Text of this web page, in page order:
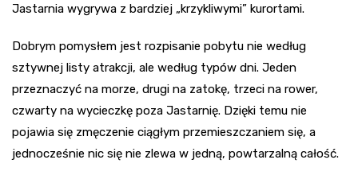
Jastarnia wygrywa z bardziej „krzykliwymi” kurortami.
Dobrym pomysłem jest rozpisanie pobytu nie według
sztywnej listy atrakcji, ale według typów dni. Jeden
przeznaczyć na morze, drugi na zatokę, trzeci na rower,
czwarty na wycieczkę poza Jastarnię. Dzięki temu nie
pojawia się zmęczenie ciągłym przemieszczaniem się, a
jednocześnie nic się nie zlewa w jedną, powtarzalną całość.